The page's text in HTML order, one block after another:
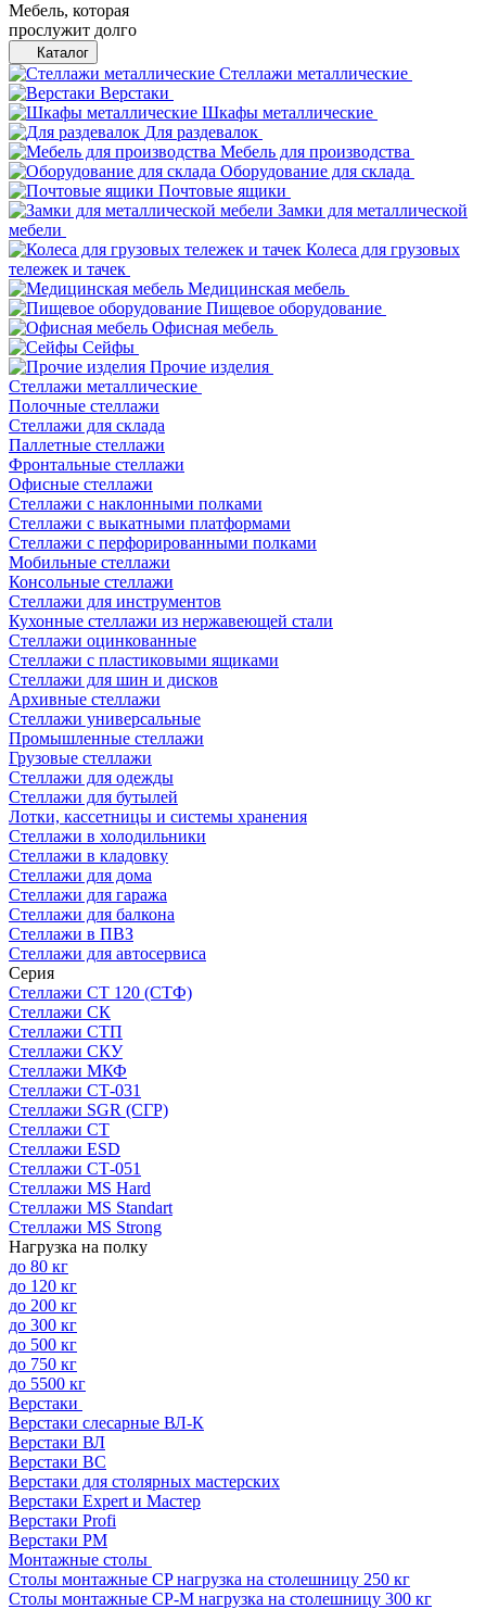
Мебель, которая
прослужит долго
Каталог
Стеллажи металлические
Верстаки
Шкафы металлические
Для раздевалок
Мебель для производства
Оборудование для склада
Почтовые ящики
Замки для металлической
мебели
Колеса для грузовых
тележек и тачек
Медицинская мебель
Пищевое оборудование
Офисная мебель
Сейфы
Прочие изделия
Стеллажи металлические
Полочные стеллажи
Стеллажи для склада
Паллетные стеллажи
Фронтальные стеллажи
Офисные стеллажи
Стеллажи с наклонными полками
Стеллажи с выкатными платформами
Стеллажи с перфорированными полками
Мобильные стеллажи
Консольные стеллажи
Стеллажи для инструментов
Кухонные стеллажи из нержавеющей стали
Стеллажи оцинкованные
Стеллажи с пластиковыми ящиками
Стеллажи для шин и дисков
Архивные стеллажи
Стеллажи универсальные
Промышленные стеллажи
Грузовые стеллажи
Стеллажи для одежды
Стеллажи для бутылей
Лотки, кассетницы и системы хранения
Стеллажи в холодильники
Стеллажи в кладовку
Стеллажи для дома
Стеллажи для гаража
Стеллажи для балкона
Стеллажи в ПВЗ
Стеллажи для автосервиса
Серия
Стеллажи СТ 120 (СТФ)
Стеллажи СК
Стеллажи СТП
Стеллажи СКУ
Стеллажи МКФ
Стеллажи СТ-031
Стеллажи SGR (СГР)
Стеллажи СТ
Стеллажи ESD
Стеллажи СТ-051
Стеллажи MS Hard
Стеллажи MS Standart
Стеллажи MS Strong
Нагрузка на полку
до 80 кг
до 120 кг
до 200 кг
до 300 кг
до 500 кг
до 750 кг
до 5500 кг
Верстаки
Верстаки слесарные ВЛ-К
Верстаки ВЛ
Верстаки ВС
Верстаки для столярных мастерских
Верстаки Expert и Мастер
Верстаки Profi
Верстаки РМ
Монтажные столы
Столы монтажные СP нагрузка на столешницу 250 кг
Столы монтажные СР-М нагрузка на столешницу 300 кг